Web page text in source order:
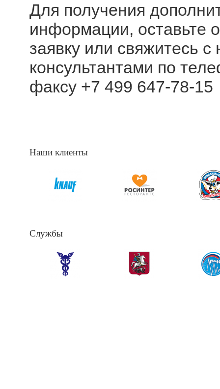
Для получения
информации, оставьте
заявку или свяжитесь
консультантами по
факсу +7 499 647-78-15
Наши клиенты
Службы